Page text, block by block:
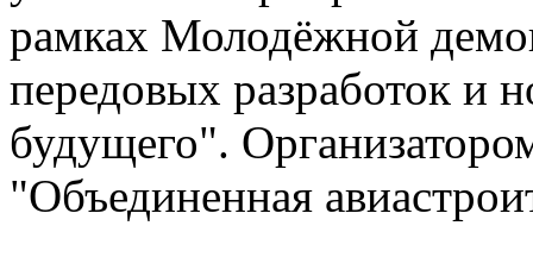
рамках Молодёжной
передовых разработок и
будущего".
"Объединенная